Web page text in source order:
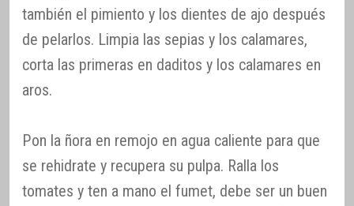
también el pimiento y los dientes de ajo después
de pelarlos. Limpia las sepias y los calamares,
corta las primeras en daditos y los calamares en
aros.
Pon la ñora en remojo en agua caliente para que
se rehidrate y recupera su pulpa. Ralla los
tomates y ten a mano el fumet, debe ser un buen